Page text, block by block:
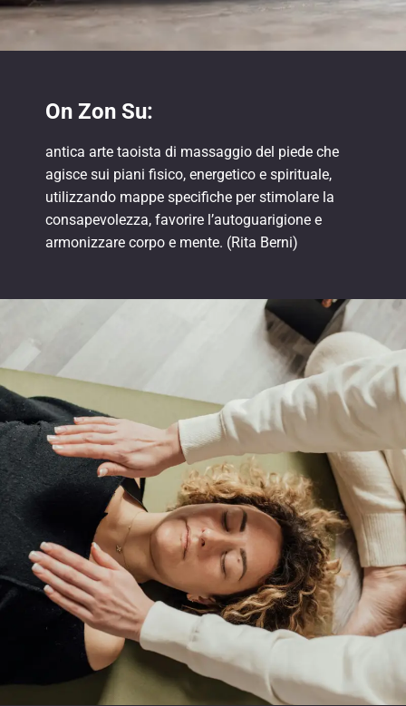
On Zon Su:
antica arte taoista di massaggio del piede che
agisce sui piani fisico, energetico e spirituale,
utilizzando mappe specifiche per stimolare la
consapevolezza, favorire l’autoguarigione e
armonizzare corpo e mente. (Rita Berni)